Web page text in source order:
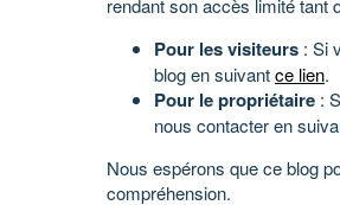
rendant son accès limité tant
Pour les visiteurs : Si
blog en suivantce lien.
Pour le propriétaire :
nous contacter en
Nous espérons que ce blog
compréhension.